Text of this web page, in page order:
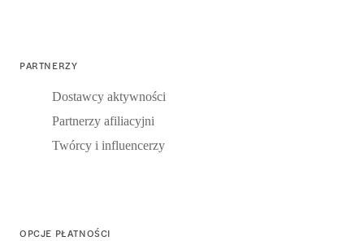
PARTNERZY
Dostawcy aktywności
Partnerzy afiliacyjni
Twórcy i influencerzy
OPCJE PŁATNOŚCI